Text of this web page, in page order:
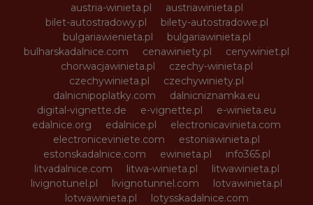
austria-winieta.pl
austriawinieta.pl
bilet-autostradowy.pl
bilety-autostradowe.pl
bulgariawienieta.pl
bulgariawinieta.pl
bulharskadalnice.com
cenawiniety.pl
cenywiniet.pl
chorwacjawinieta.pl
czechy-winieta.pl
czechywinieta.pl
czechywiniety.pl
dalnicnipoplatky.com
dalnicniznamka.eu
digital-vignette.de
e-vignette.pl
e-winieta.eu
edalnice.org
edalnice.pl
electronicavinieta.com
electroniceviniete.com
estoniawinieta.pl
estonskadalnice.com
ewinieta.pl
info365.pl
litvadalnice.com
litwa-winieta.pl
litwawinieta.pl
livignotunel.pl
livignotunnel.com
lotvawinieta.pl
lotwawinieta.pl
lotysskadalnice.com